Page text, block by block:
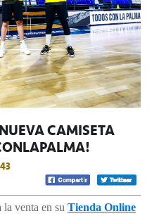
CAMISETA
venta en su Tienda Online